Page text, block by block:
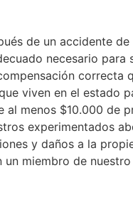
de un accidente
necesario para
correcta
viven en el estado
al menos $10.000 de
experimentados
y daños a la
miembro de